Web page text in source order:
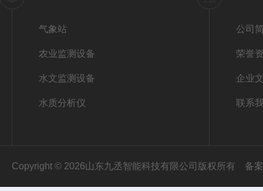
气象站
农业监测设备
水文监测设备
水质分析仪
公司
荣誉
企业
联系
Copyright © 2026山东九丞智能科技有限公司版权所有 备